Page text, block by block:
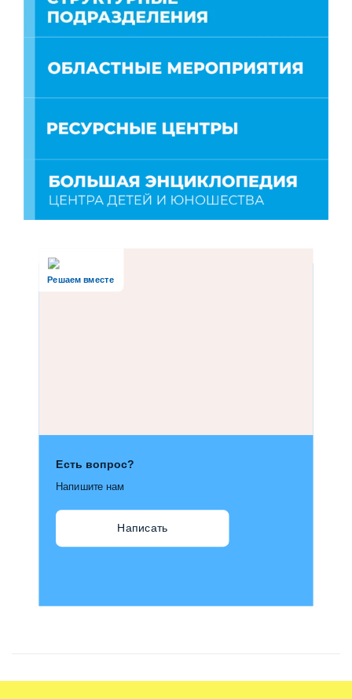
Решаем вместе
Есть вопрос?
Напишите нам
Написать